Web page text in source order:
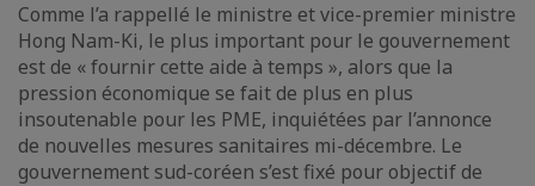
Comme l’a rappellé le ministre et vice-premier ministre
Hong Nam-Ki, le plus important pour le gouvernement
est de « fournir cette aide à temps », alors que la
pression économique se fait de plus en plus
insoutenable pour les PME, inquiétées par l’annonce
de nouvelles mesures sanitaires mi-décembre. Le
gouvernement sud-coréen s’est fixé pour objectif de